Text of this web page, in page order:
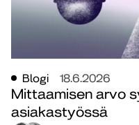
Blogi 18.6.2026
Mittaamisen arvo
asiakastyössä